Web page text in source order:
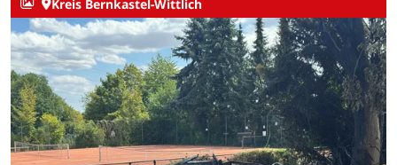
Kreis Bernkastel-Wittlich